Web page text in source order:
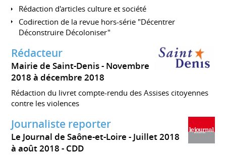
Rédaction d'articles culture et société
Codirection de la revue hors-série "Décentrer
Déconstruire Décoloniser"
Rédacteur
Mairie de Saint-Denis
Novembre
2018 à décembre 2018
Rédaction du livret compte-rendu des Assises citoyennes
contre les violences
Journaliste reporter
Le Journal de Saône-et-Loire
Juillet 2018
à août 2018 CDD